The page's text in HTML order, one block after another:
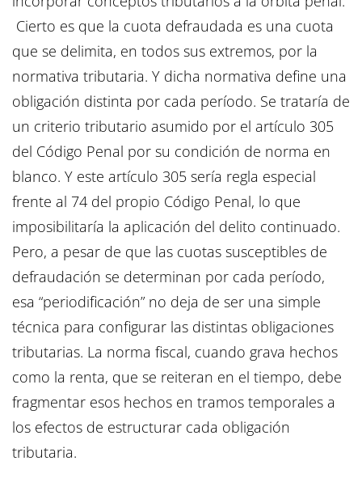
Cierto es que la cuota defraudada es una cuota
que se delimita, en todos sus extremos, por la
normativa tributaria. Y dicha normativa define una
obligación distinta por cada período. Se trataría de
un criterio tributario asumido por el artículo 305
del Código Penal por su condición de norma en
blanco. Y este artículo 305 sería regla especial
frente al 74 del propio Código Penal, lo que
imposibilitaría la aplicación del delito continuado.
Pero, a pesar de que las cuotas susceptibles de
defraudación se determinan por cada período,
esa “periodificación” no deja de ser una simple
técnica para configurar las distintas obligaciones
tributarias. La norma fiscal, cuando grava hechos
como la renta, que se reiteran en el tiempo, debe
fragmentar esos hechos en tramos temporales a
los efectos de estructurar cada obligación
tributaria.